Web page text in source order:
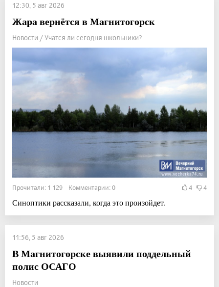
12:30, 5 авг 2026
Жара вернётся в Магнитогорск
Новости / Учатся ли сегодня школьники?
Прочитали: 1 129 Комментарии: 0 4 4
Синоптики рассказали, когда это произойдет.
11:56, 5 авг 2026
В Магнитогорске выявили поддельный
полис ОСАГО
Новости